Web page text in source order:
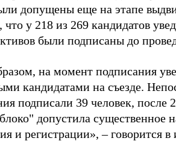
допущены еще на этапе
что у 218 из 269 кандидатов
были подписаны до
на момент подписания
кандидатами на съезде.
подписали 39 человек,
допустила существенное
и регистрации», – говорится в